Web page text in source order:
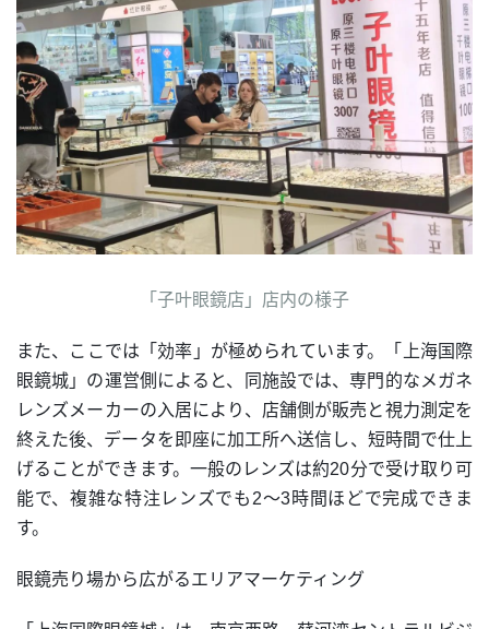
「子叶眼鏡店」店内の様子
また、ここでは「効率」が極められています。「上海国際
眼鏡城」の運営側によると、同施設では、専門的なメガネ
レンズメーカーの入居により、店舗側が販売と視力測定を
終えた後、データを即座に加工所へ送信し、短時間で仕上
げることができます。一般のレンズは約20分で受け取り可
能で、複雑な特注レンズでも2〜3時間ほどで完成できま
す。
眼鏡売り場から広がるエリアマーケティング